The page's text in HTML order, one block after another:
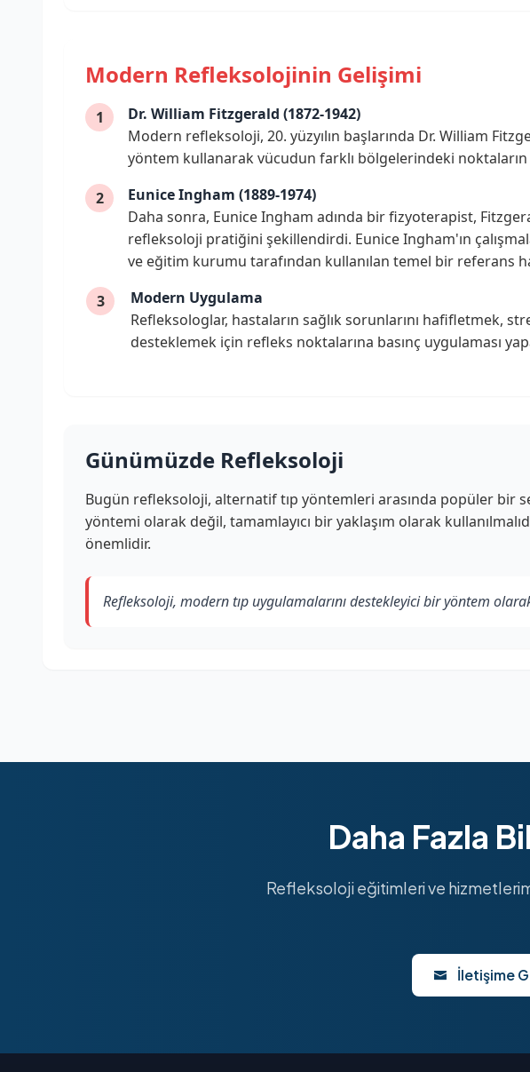
Modern Refleksolojinin Gelişimi
1
Dr. William Fitzgerald (1872-1942)
Modern refleksoloji, 20. yüzyılın başlarında Dr. William
yöntem kullanarak vücudun farklı bölgelerindeki
2
Eunice Ingham (1889-1974)
Daha sonra, Eunice Ingham adında bir fizyoterapist,
refleksoloji pratiğini şekillendirdi. Eunice Ingham'ın
ve eğitim kurumu tarafından kullanılan temel bir referans
3
Modern Uygulama
Refleksologlar, hastaların sağlık sorunlarını hafifletmek,
desteklemek için refleks noktalarına basınç uygulaması
Günümüzde Refleksoloji
Bugün refleksoloji, alternatif tıp yöntemleri arasında popüler bir
yöntemi olarak değil, tamamlayıcı bir yaklaşım olarak
önemlidir.
Refleksoloji, modern tıp uygulamalarını destekleyici bir yöntem
Daha Fazla
Refleksoloji eğitimleri ve
İletişime